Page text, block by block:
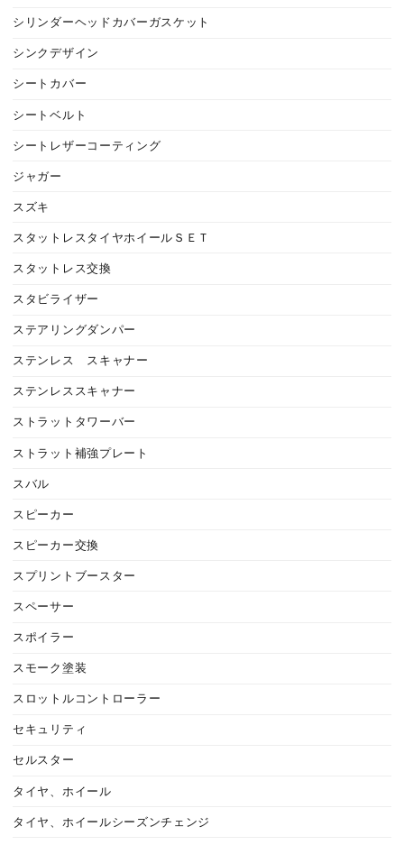
シリンダーヘッドカバーガスケット
シンクデザイン
シートカバー
シートベルト
シートレザーコーティング
ジャガー
スズキ
スタットレスタイヤホイールＳＥＴ
スタットレス交換
スタビライザー
ステアリングダンパー
ステンレス スキャナー
ステンレススキャナー
ストラットタワーバー
ストラット補強プレート
スバル
スピーカー
スピーカー交換
スプリントブースター
スペーサー
スポイラー
スモーク塗装
スロットルコントローラー
セキュリティ
セルスター
タイヤ、ホイール
タイヤ、ホイールシーズンチェンジ